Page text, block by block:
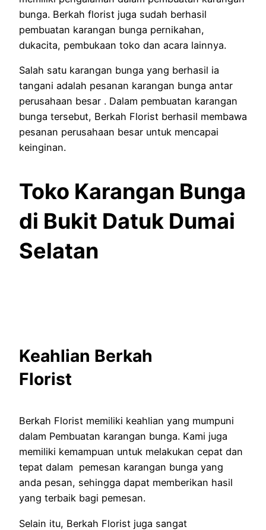
bunga. Berkah florist juga sudah berhasil
pembuatan karangan bunga pernikahan,
dukacita, pembukaan toko dan acara lainnya.
Salah satu karangan bunga yang berhasil ia
tangani adalah pesanan karangan bunga antar
perusahaan besar . Dalam pembuatan karangan
bunga tersebut, Berkah Florist berhasil membawa
pesanan perusahaan besar untuk mencapai
keinginan.
Toko Karangan Bunga
di Bukit Datuk Dumai
Selatan
Keahlian Berkah
Florist
Berkah Florist memiliki keahlian yang mumpuni
dalam Pembuatan karangan bunga. Kami juga
memiliki kemampuan untuk melakukan cepat dan
tepat dalam pemesan karangan bunga yang
anda pesan, sehingga dapat memberikan hasil
yang terbaik bagi pemesan.
Selain itu, Berkah Florist juga sangat